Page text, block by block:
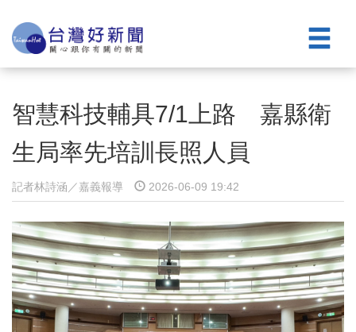
智慧科技輔具7/1上路 嘉縣衛
生局率先培訓長照人員
記者林詩涵／嘉義報導 2026-06-09 19:42